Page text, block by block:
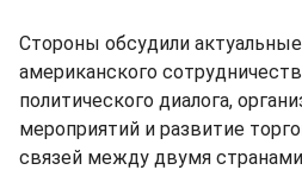
Стороны обсудили
американского
политического диалога,
мероприятий и развитие
связей между двумя